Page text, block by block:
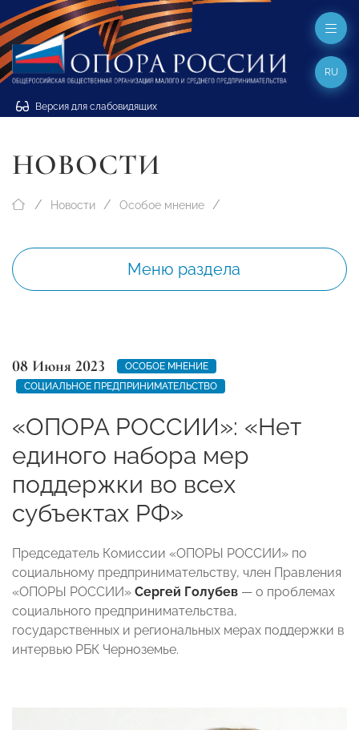
Версия для слабовидящих
RU
НОВОСТИ
Новости Особое мнение
Меню раздела
08 Июня 2023
ОСОБОЕ МНЕНИЕ
СОЦИАЛЬНОЕ ПРЕДПРИНИМАТЕЛЬСТВО
«ОПОРА РОССИИ»: «Нет
единого набора мер
поддержки во всех
субъектах РФ»
Председатель Комиссии «ОПОРЫ РОССИИ» по
социальному предпринимательству, член Правления
«ОПОРЫ РОССИИ» Сергей Голубев — о проблемах
социального предпринимательства,
государственных и региональных мерах поддержки в
интервью РБК Черноземье.